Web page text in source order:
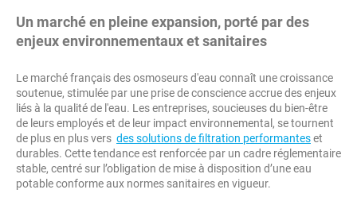
Un marché en pleine expansion, porté par des
enjeux environnementaux et sanitaires
Le marché français des osmoseurs d'eau connaît une croissance
soutenue, stimulée par une prise de conscience accrue des enjeux
liés à la qualité de l'eau. Les entreprises, soucieuses du bien-être
de leurs employés et de leur impact environnemental, se tournent
de plus en plus vers des solutions de filtration performanteset
durables. Cette tendance est renforcée par un cadre réglementaire
stable, centré sur l’obligation de mise à disposition d’une eau
potable conforme aux normes sanitaires en vigueur.